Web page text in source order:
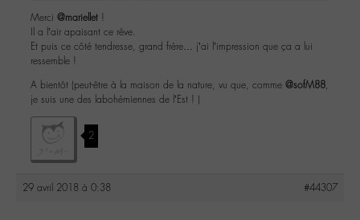
Merci @mariellet !
Il a l’air apaisant ce rêve.
Et puis ce côté tendresse, grand frère… j’ai l’impression que ça a lui
ressemble !
A bientôt (peut-être à la maison de la nature, vu que, comme @sofM88
je suis une des labohémiennes de l’Est ! )
2
29 avril 2018 à 0:38 #44307